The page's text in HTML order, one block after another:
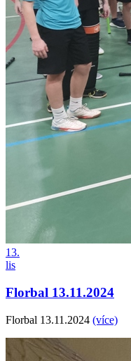
13.
lis
Florbal 13.11.2024
Florbal 13.11.2024 (více)